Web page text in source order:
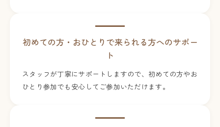
初めての方・おひとりで来られる方へのサポー
ト
スタッフが丁寧にサポートしますので、初めての方やお
ひとり参加でも安心してご参加いただけます。